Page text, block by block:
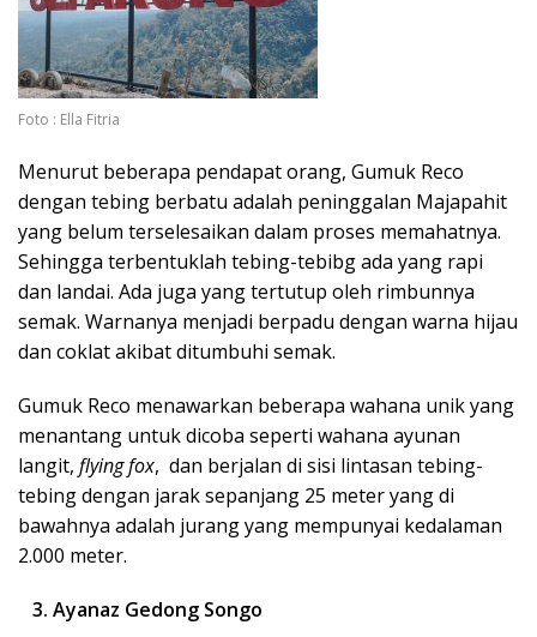
Foto : Ella Fitria
Menurut beberapa pendapat orang, Gumuk Reco
dengan tebing berbatu adalah peninggalan Majapahit
yang belum terselesaikan dalam proses memahatnya.
Sehingga terbentuklah tebing-tebibg ada yang rapi
dan landai. Ada juga yang tertutup oleh rimbunnya
semak. Warnanya menjadi berpadu dengan warna hijau
dan coklat akibat ditumbuhi semak.
Gumuk Reco menawarkan beberapa wahana unik yang
menantang untuk dicoba seperti wahana ayunan
langit, flying fox, dan berjalan di sisi lintasan tebing-
tebing dengan jarak sepanjang 25 meter yang di
bawahnya adalah jurang yang mempunyai kedalaman
2.000 meter.
3. Ayanaz Gedong Songo